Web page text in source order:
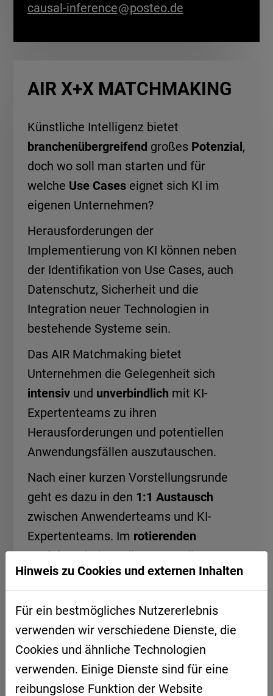
causal-inference
posteo.de
AIR X+X MATCHMAKING
Künstliche Intelligenz bietet
branchenübergreifend großes Potenzial,
doch wo soll man starten und für
welche Use Caseseignet sich KI im
eigenen Unternehmen?
Herausforderungen der
Implementierung von KI können neben
der Identifikation von Use Cases, auch
Datenschutz, Sicherheit und die
Integration neuer Technologien in
bestehende Systeme sein.
Das AIR Matchmaking bietet
Unternehmen die Gelegenheit sich
intensivund unverbindlich mit KI-
Expertenteams zu ihren
Herausforderungen und potentiellen
Anwendungsfällen auszutauschen.
Nach einer kurzen Vorstellungsrunde
geht es dazu in den 1:1 Austausch
zwischen Anwenderteams und KI-
Expertenteams. Im rotierenden
Verfahrenhaben alle Teams die
Gelegenheit sich auszutauschen.
Branchen durch, in 2024 wurde mit
und in Kooperation mit dem
gestartet. Sie haben
bei einem nächsten
Hinweis zu Cookies und externen Inhalten
Für ein bestmögliches Nutzererlebnis
verwenden wir verschiedene Dienste, die
Cookies und ähnliche Technologien
verwenden. Einige Dienste sind für eine
reibungslose Funktion der Website